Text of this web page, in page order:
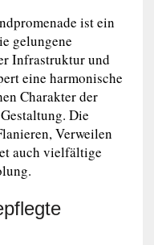
ist ein
gelungene
Infrastruktur und
eine harmonische
Charakter der
Die
Verweilen
auch vielfältige